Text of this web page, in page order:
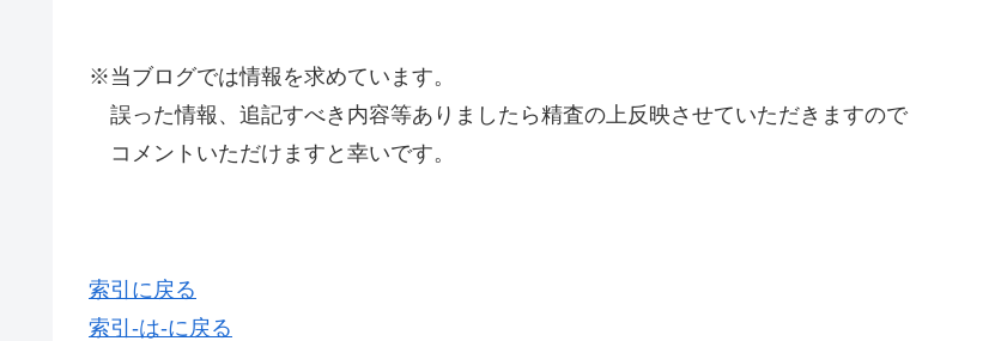
※当ブログでは情報を求めています。
誤った情報、追記すべき内容等ありましたら精査の上反映させていただきますので
コメントいただけますと幸いです。
索引に戻る
索引-は-に戻る